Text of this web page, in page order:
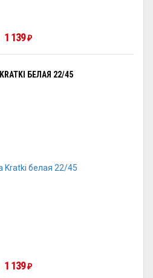
1 139₽
БЕЛАЯ 22/45
1 139₽